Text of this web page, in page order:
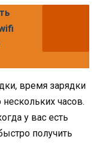
время зарядки
часов.
у вас есть
получить